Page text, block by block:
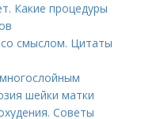
Какие процедуры
смыслом. Цитаты
шейки матки
Советы